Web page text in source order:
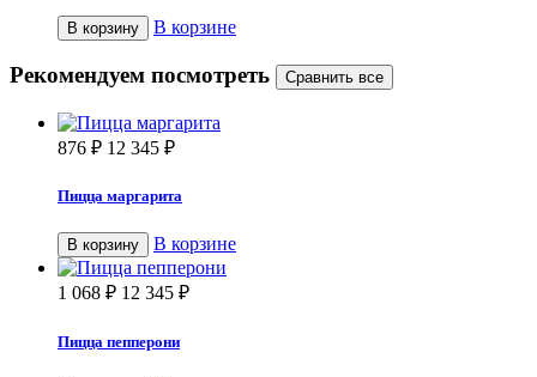
В корзину В корзине
Рекомендуем посмотреть
876 ₽ 12 345 ₽
Пицца маргарита
В корзину В корзине
1 068 ₽ 12 345 ₽
Пицца пепперони